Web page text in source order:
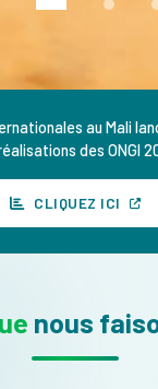
au Mali
des ONGI
CLIQUEZ ICI
nous